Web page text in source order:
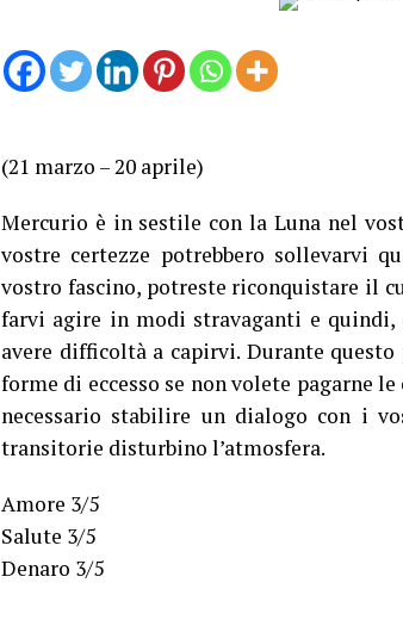
(21 marzo – 20 aprile)
Mercurio è in sestile con la Luna nel
vostre certezze potrebbero sollevarvi
vostro fascino, potreste riconquistare il
farvi agire in modi stravaganti e quindi,
avere difficoltà a capirvi. Durante
forme di eccesso se non volete pagarne
necessario stabilire un dialogo con i
transitorie disturbino l’atmosfera.
Amore 3/5
Salute 3/5
Denaro 3/5